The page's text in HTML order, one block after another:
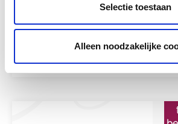
Selectie toestaan
Alleen noodzakelijke
Een veilige start voor
vraagt om relatie,
interactie. Door samen spelen,